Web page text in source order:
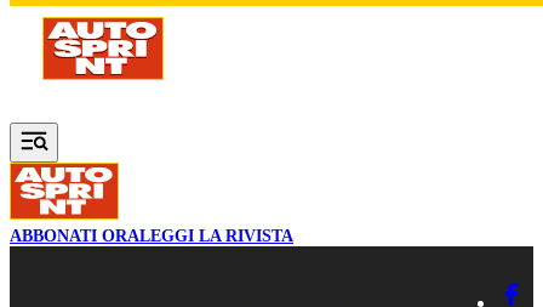
Vai al contenuto principale
ABBONATI ORALEGGI LA RIVISTA